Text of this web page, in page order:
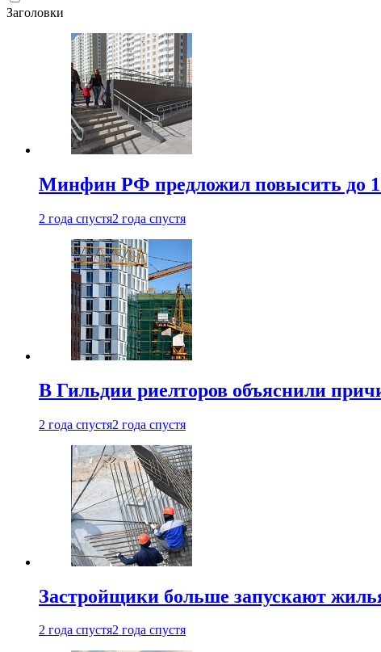
Заголовки
Минфин РФ предложил повысить до
2 года спустя2 года спустя
В Гильдии риелторов объяснили
2 года спустя2 года спустя
Застройщики больше запускают
2 года спустя2 года спустя